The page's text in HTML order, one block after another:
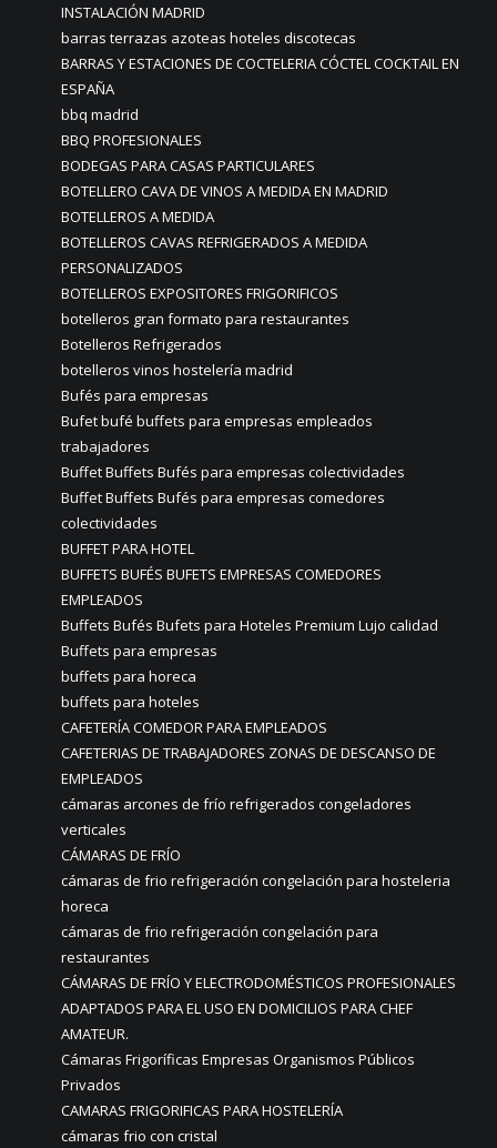
INSTALACIÓN MADRID
barras terrazas azoteas hoteles discotecas
BARRAS Y ESTACIONES DE COCTELERIA CÓCTEL COCKTAIL EN
ESPAÑA
bbq madrid
BBQ PROFESIONALES
BODEGAS PARA CASAS PARTICULARES
BOTELLERO CAVA DE VINOS A MEDIDA EN MADRID
BOTELLEROS A MEDIDA
BOTELLEROS CAVAS REFRIGERADOS A MEDIDA
PERSONALIZADOS
BOTELLEROS EXPOSITORES FRIGORIFICOS
botelleros gran formato para restaurantes
Botelleros Refrigerados
botelleros vinos hostelería madrid
Bufés para empresas
Bufet bufé buffets para empresas empleados
trabajadores
Buffet Buffets Bufés para empresas colectividades
Buffet Buffets Bufés para empresas comedores
colectividades
BUFFET PARA HOTEL
BUFFETS BUFÉS BUFETS EMPRESAS COMEDORES
EMPLEADOS
Buffets Bufés Bufets para Hoteles Premium Lujo calidad
Buffets para empresas
buffets para horeca
buffets para hoteles
CAFETERÍA COMEDOR PARA EMPLEADOS
CAFETERIAS DE TRABAJADORES ZONAS DE DESCANSO DE
EMPLEADOS
cámaras arcones de frío refrigerados congeladores
verticales
CÁMARAS DE FRÍO
cámaras de frio refrigeración congelación para hosteleria
horeca
cámaras de frio refrigeración congelación para
restaurantes
CÁMARAS DE FRÍO Y ELECTRODOMÉSTICOS PROFESIONALES
ADAPTADOS PARA EL USO EN DOMICILIOS PARA CHEF
AMATEUR.
Cámaras Frigoríficas Empresas Organismos Públicos
Privados
CAMARAS FRIGORIFICAS PARA HOSTELERÍA
cámaras frio con cristal